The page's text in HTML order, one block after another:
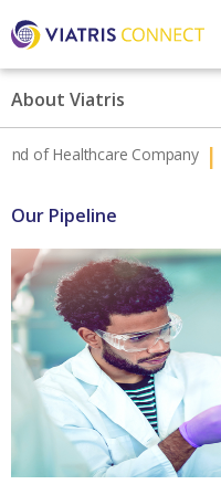
About Viatris
of Healthcare Company
Our Pipeline